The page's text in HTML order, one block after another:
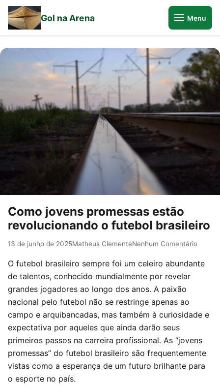
Gol na Arena Menu
Como jovens promessas estão
revolucionando o futebol brasileiro
13 de junho de 2025Matheus ClementeNenhum Comentário
O futebol brasileiro sempre foi um celeiro abundante
de talentos, conhecido mundialmente por revelar
grandes jogadores ao longo dos anos. A paixão
nacional pelo futebol não se restringe apenas ao
campo e arquibancadas, mas também à curiosidade e
expectativa por aqueles que ainda darão seus
primeiros passos na carreira profissional. As “jovens
promessas” do futebol brasileiro são frequentemente
vistas como a esperança de um futuro brilhante para
o esporte no país.